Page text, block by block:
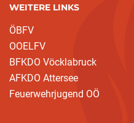
WEITERE LINKS
ÖBFV
OOELFV
BFKDO Vöcklabruck
AFKDO Attersee
Feuerwehrjugend OÖ